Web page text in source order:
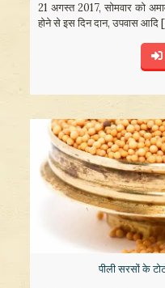
21 अगस्त 2017, सोमवार को
होने से इस दिन दान, उपवास आदि
पीली सरसों के